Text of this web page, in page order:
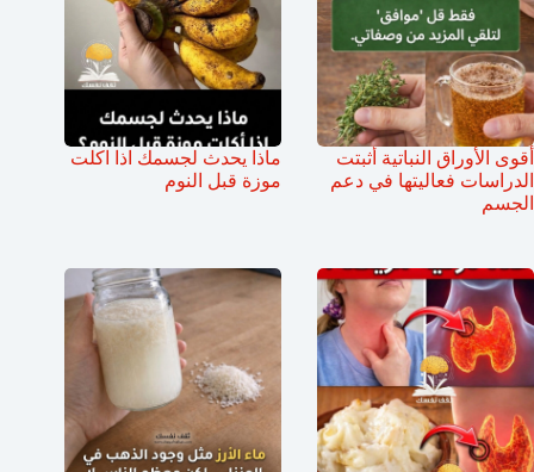
أقوى الأوراق النباتية أثبتت
الدراسات فعاليتها في دعم
الجسم
ماذا يحدث لجسمك اذا اكلت
موزة قبل النوم